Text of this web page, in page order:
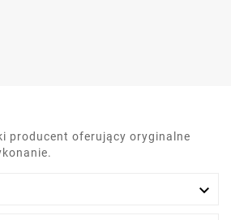
producent oferujący oryginalne
